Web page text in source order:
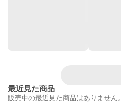
最近見た商品
販売中の最近見た商品はありません。